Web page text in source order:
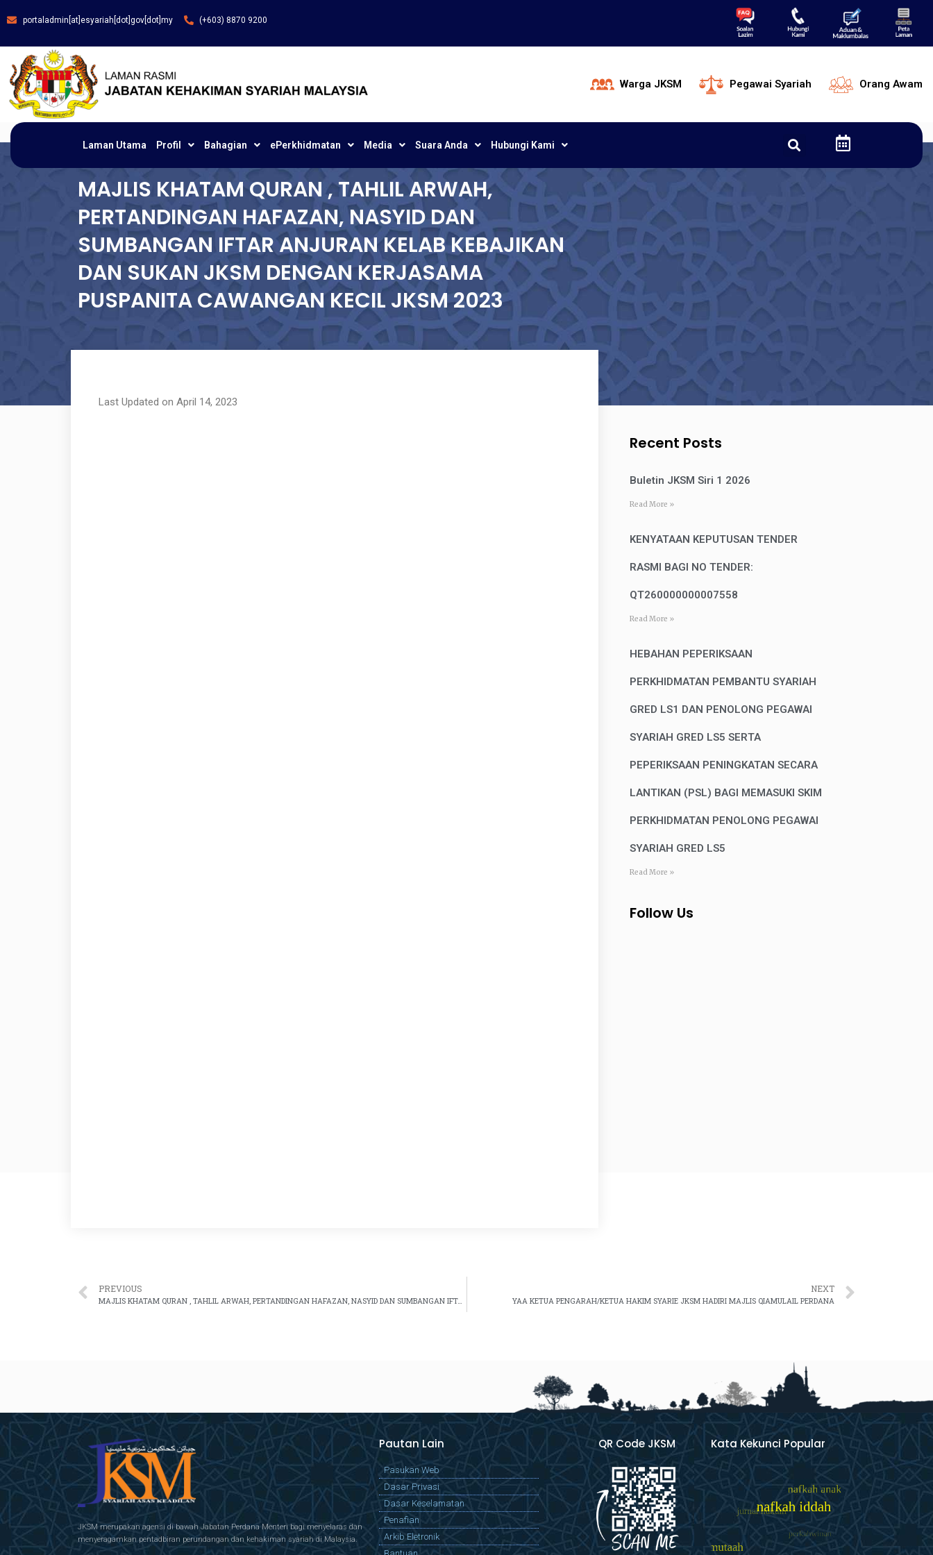
portaladmin[at]esyariah[dot]gov[dot]my (+603) 8870 9200
Warga JKSM Pegawai Syariah Orang Awam
Laman Utama Profil Bahagian ePerkhidmatan Media Suara Anda Hubungi Kami
MAJLIS KHATAM QURAN , TAHLIL ARWAH,
PERTANDINGAN HAFAZAN, NASYID DAN
SUMBANGAN IFTAR ANJURAN KELAB KEBAJIKAN
DAN SUKAN JKSM DENGAN KERJASAMA
PUSPANITA CAWANGAN KECIL JKSM 2023
Last Updated on April 14, 2023
Recent Posts
Buletin JKSM Siri 1 2026
Read More »
KENYATAAN KEPUTUSAN TENDER
RASMI BAGI NO TENDER:
QT260000000007558
Read More »
HEBAHAN PEPERIKSAAN
PERKHIDMATAN PEMBANTU SYARIAH
GRED LS1 DAN PENOLONG PEGAWAI
SYARIAH GRED LS5 SERTA
PEPERIKSAAN PENINGKATAN SECARA
LANTIKAN (PSL) BAGI MEMASUKI SKIM
PERKHIDMATAN PENOLONG PEGAWAI
SYARIAH GRED LS5
Read More »
Follow Us
PREVIOUS
MAJLIS KHATAM QURAN , TAHLIL ARWAH, PERTANDINGAN HAFAZAN, NASYID DAN SUMBANGAN IFTAR ANJURAN KELAB KEBAJIKAN DAN SUKAN JKSM DENGAN KERJASAMA PUSPANITA CAWANGAN KECIL JKSM 2023
NEXT
YAA KETUA PENGARAH/KETUA HAKIM SYARIE JKSM HADIRI MAJLIS QIAMULAIL PERDANA
JKSM merupakan agensi di bawah Jabatan Perdana Menteri bagi menyelaras dan
menyeragamkan pentadbiran perundangan dan kehakiman syariah di Malaysia.
Pautan Lain
Pasukan Web
Dasar Privasi
Dasar Keselamatan
Penafian
Arkib Eletronik
QR Code JKSM Kata Kekunci Popular